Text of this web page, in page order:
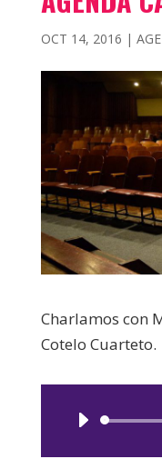
OCT 14, 2016 |
Charlamos con
Cotelo Cuarteto.